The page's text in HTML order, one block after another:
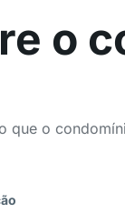
o
que o